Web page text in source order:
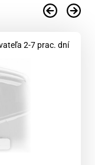
2-7 prac. dní